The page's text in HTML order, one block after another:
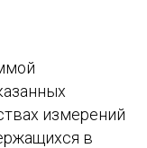
измерений
в